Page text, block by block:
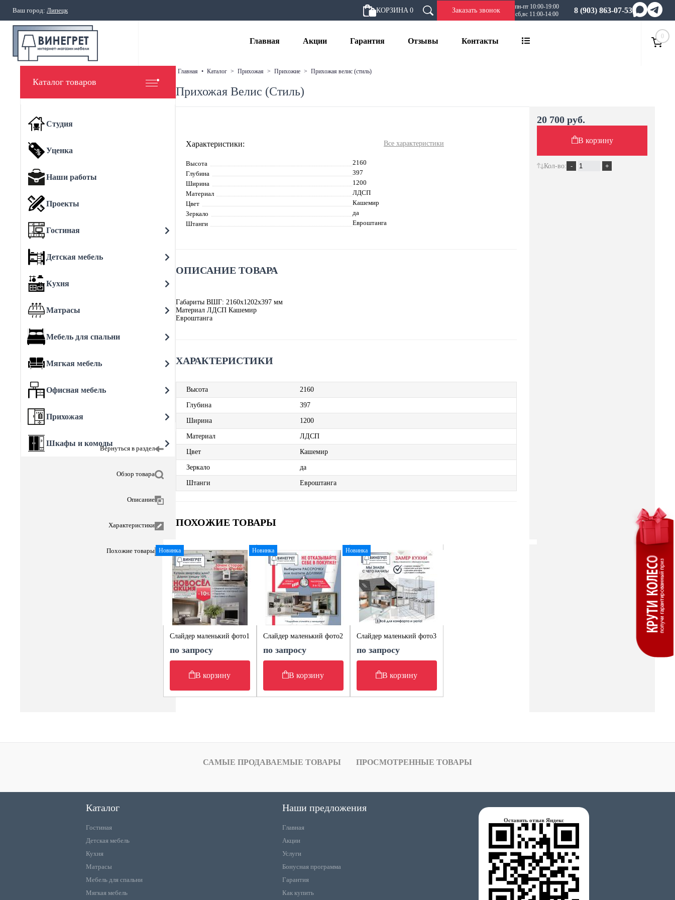
Ваш город: Липецк КОРЗИНА 0 Заказать звонок
пн-пт 10:00-19:00
сб,вс 11:00-14:00
8 (903) 863-07-53
Главная Акции Гарантия Отзывы Контакты
0
Каталог товаров
Студия
Уценка
Наши работы
Проекты
Гостиная
Детская мебель
Кухня
Матрасы
Мебель для спальни
Мягкая мебель
Офисная мебель
Прихожая
Шкафы и комоды
Вернуться в раздел
Обзор товара
Описание
Характеристики
Похожие товары
главная • каталог > прихожая > прихожие > прихожая велис (стиль)
Прихожая Велис (Стиль)
Характеристики: Все характеристики
Высота
2160
Глубина
397
Ширина
1200
Материал
ЛДСП
Цвет
Кашемир
Зеркало
да
Штанги
Евроштанга
ОПИСАНИЕ ТОВАРА
Габариты ВШГ: 2160х1202х397 мм
Материал ЛДСП Кашемир
Евроштанга
ХАРАКТЕРИСТИКИ
Высота 2160
Глубина 397
Ширина 1200
Материал ЛДСП
Цвет Кашемир
Зеркало да
Штанги Евроштанга
ПОХОЖИЕ ТОВАРЫ
Новинка
Слайдер маленький фото1
по запросу
В корзину
Новинка
Слайдер маленький фото2
по запросу
В корзину
Новинка
Слайдер маленький фото3
по запросу
В корзину
20 700 руб.
В корзину
Кол-во:
САМЫЕ ПРОДАВАЕМЫЕ ТОВАРЫ ПРОСМОТРЕННЫЕ ТОВАРЫ
Каталог
Гостиная
Детская мебель
Кухня
Матрасы
Мебель для спальни
Мягкая мебель
Наши предложения
Главная
Акции
Услуги
Бонусная программа
Гарантия
Как купить
Оставить отзыв Яндекс